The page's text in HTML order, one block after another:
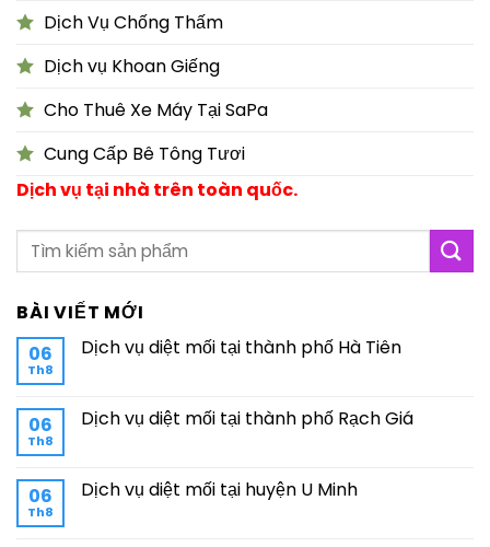
Dịch Vụ Chống Thấm
Dịch vụ Khoan Giếng
Cho Thuê Xe Máy Tại SaPa
Cung Cấp Bê Tông Tươi
Dịch vụ tại nhà trên toàn quốc.
BÀI VIẾT MỚI
06
Th8
Dịch vụ diệt mối tại thành phố Hà Tiên
06
Th8
Dịch vụ diệt mối tại thành phố Rạch Giá
06
Th8
Dịch vụ diệt mối tại huyện U Minh